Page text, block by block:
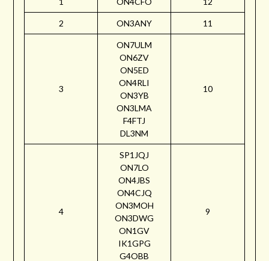
2 ON3ANY 11
3
ON7ULM
ON6ZV
ON5ED
ON4RLI
ON3YB
ON3LMA
F4FTJ
DL3NM
10
4
SP1JQJ
ON7LO
ON4JBS
ON4CJQ
ON3MOH
ON3DWG
ON1GV
IK1GPG
G4OBB
9